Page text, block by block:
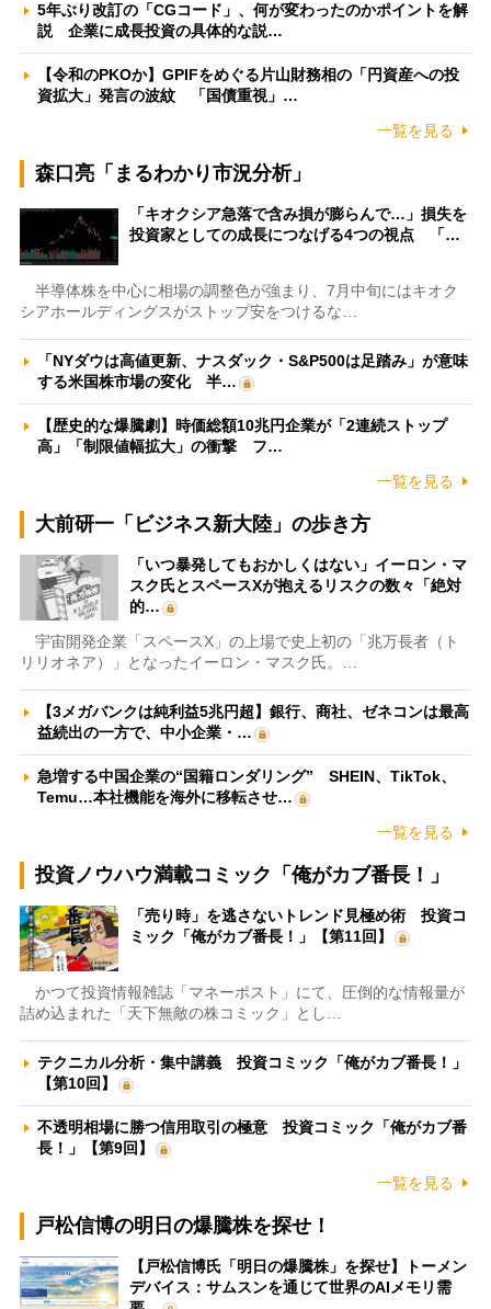
5年ぶり改訂の「CGコード」、何が変わったのかポイントを解
説 企業に成長投資の具体的な説…
【令和のPKOか】GPIFをめぐる片山財務相の「円資産への投
資拡大」発言の波紋 「国債重視」…
一覧を見る
森口亮「まるわかり市況分析」
「キオクシア急落で含み損が膨らんで…」損失を
投資家としての成長につなげる4つの視点 「…
半導体株を中心に相場の調整色が強まり、7月中旬にはキオク
シアホールディングスがストップ安をつけるな…
「NYダウは高値更新、ナスダック・S&P500は足踏み」が意味
する米国株市場の変化 半…
【歴史的な爆騰劇】時価総額10兆円企業が「2連続ストップ
高」「制限値幅拡大」の衝撃 フ…
一覧を見る
大前研一「ビジネス新大陸」の歩き方
「いつ暴発してもおかしくはない」イーロン・マ
スク氏とスペースXが抱えるリスクの数々「絶対
的…
宇宙開発企業「スペースX」の上場で史上初の「兆万長者（ト
リリオネア）」となったイーロン・マスク氏。…
【3メガバンクは純利益5兆円超】銀行、商社、ゼネコンは最高
益続出の一方で、中小企業・…
急増する中国企業の“国籍ロンダリング” SHEIN、TikTok、
Temu…本社機能を海外に移転させ…
一覧を見る
投資ノウハウ満載コミック「俺がカブ番長！」
「売り時」を逃さないトレンド見極め術 投資コ
ミック「俺がカブ番長！」【第11回】
かつて投資情報雑誌「マネーポスト」にて、圧倒的な情報量が
詰め込まれた「天下無敵の株コミック」とし…
テクニカル分析・集中講義 投資コミック「俺がカブ番長！」
【第10回】
不透明相場に勝つ信用取引の極意 投資コミック「俺がカブ番
長！」【第9回】
一覧を見る
戸松信博の明日の爆騰株を探せ！
【戸松信博氏「明日の爆騰株」を探せ】トーメン
デバイス：サムスンを通じて世界のAIメモリ需